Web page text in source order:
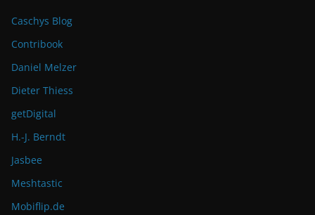
Caschys Blog
Contribook
Daniel Melzer
Dieter Thiess
getDigital
H.-J. Berndt
Jasbee
Meshtastic
Mobiflip.de